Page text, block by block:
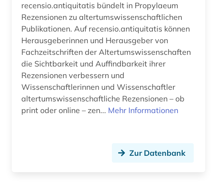
recensio.antiquitatis bündelt in Propylaeum
Rezensionen zu altertumswissenschaftlichen
Publikationen. Auf recensio.antiquitatis können
Herausgeberinnen und Herausgeber von
Fachzeitschriften der Altertumswissenschaften
die Sichtbarkeit und Auffindbarkeit ihrer
Rezensionen verbessern und
Wissenschaftlerinnen und Wissenschaftler
altertumswissenschaftliche Rezensionen – ob
print oder online – zen... Mehr Informationen
Zur Datenbank